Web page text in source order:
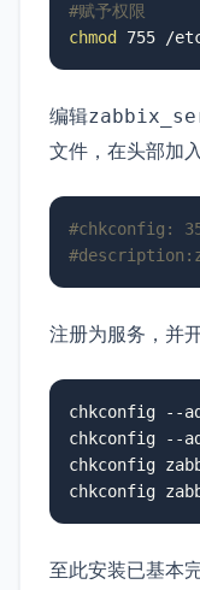
#赋予权限
chmod
编辑
文件，在头部加
#chkconfig:
注册为服务，并
chkconfig --
chkconfig --
chkconfig
至此安装已基本